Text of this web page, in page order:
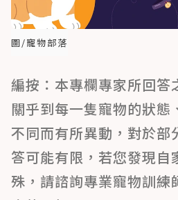
圖/寵物部落
編按：本專欄專家所回答
關乎到每一隻寵物的狀態
不同而有所異動，對於部
答可能有限，若您發現自
殊，請諮詢專業寵物訓練